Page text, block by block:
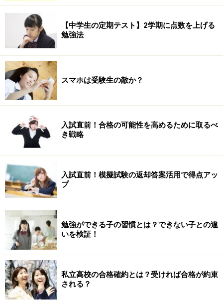
【中学生の定期テスト】2学期に点数を上げる
勉強法
スマホは受験生の敵か？
入試直前！合格の可能性を高めるために取るべ
き戦略
入試直前！模擬試験の返却答案活用で得点アッ
プ
勉強ができる子の習慣とは？できない子との違
いを検証！
私立高校の合格確約とは？受ければ合格が約束
される？